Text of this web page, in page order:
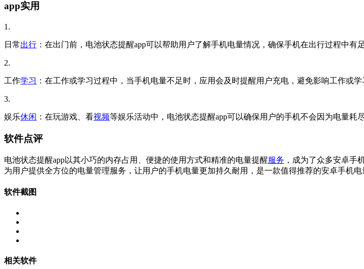
app实用
1.
日常出行 ：在出门前，电池状态提醒app可以帮助用户了解手机电量情况，确保手机在出行过程中有
2.
工作学习 ：在工作或学习过程中，当手机电量不足时，应用会及时提醒用户充电，避免影响工作或学
3.
娱乐休闲 ：在玩游戏、看视频等娱乐活动中，电池状态提醒app可以确保用户的手机不会因为电量耗
软件点评
电池状态提醒app以其小巧的内存占用、便捷的使用方式和精准的电量提醒服务 ，成为了众多安卓手
为用户提供全方位的电量管理服务，让用户的手机电量更加持久耐用，是一款值得推荐的安卓手机电
软件截图
相关软件